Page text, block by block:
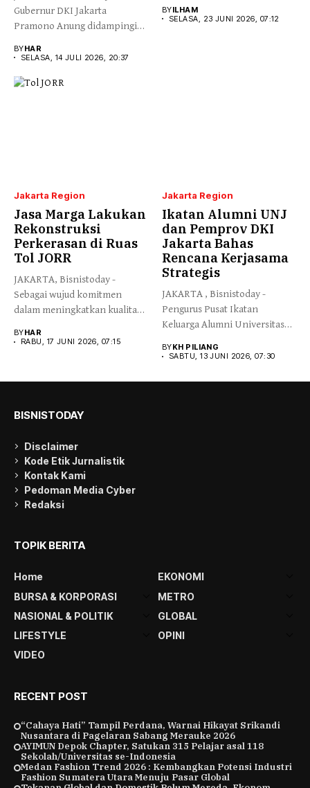
Gubernur DKI Jakarta
Pramono Anung didampingi
BYHAR
SELASA, 14 JULI 2026, 20:37
BYILHAM
SELASA, 23 JUNI 2026, 07:12
Jakarta Region
Jasa Marga Lakukan
Rekonstruksi
Perkerasan di Ruas
Tol JORR
JAKARTA, Bisnistoday -
Sebagai wujud komitmen
dalam meningkatkan kualitas
berkelanjutan,...
BYHAR
RABU, 17 JUNI 2026, 07:15
Jakarta Region
Ikatan Alumni UNJ
dan Pemprov DKI
Jakarta Bahas
Rencana Kerjasama
Strategis
JAKARTA , Bisnistoday -
Pengurus Pusat Ikatan
Keluarga Alumni Universitas
BYKH PILIANG
SABTU, 13 JUNI 2026, 07:30
BISNISTODAY
Disclaimer
Kode Etik Jurnalistik
Kontak Kami
Pedoman Media Cyber
Redaksi
TOPIK BERITA
Home
EKONOMI
BURSA & KORPORASI
METRO
NASIONAL & POLITIK
GLOBAL
LIFESTYLE
OPINI
VIDEO
RECENT POST
“Cahaya Hati” Tampil Perdana, Warnai Hikayat Srikandi
Nusantara di Pagelaran Sabang Merauke 2026
AYIMUN Depok Chapter, Satukan 315 Pelajar asal 118
Sekolah/Universitas se-Indonesia
Medan Fashion Trend 2026 : Kembangkan Potensi Industri
Fashion Sumatera Utara Menuju Pasar Global